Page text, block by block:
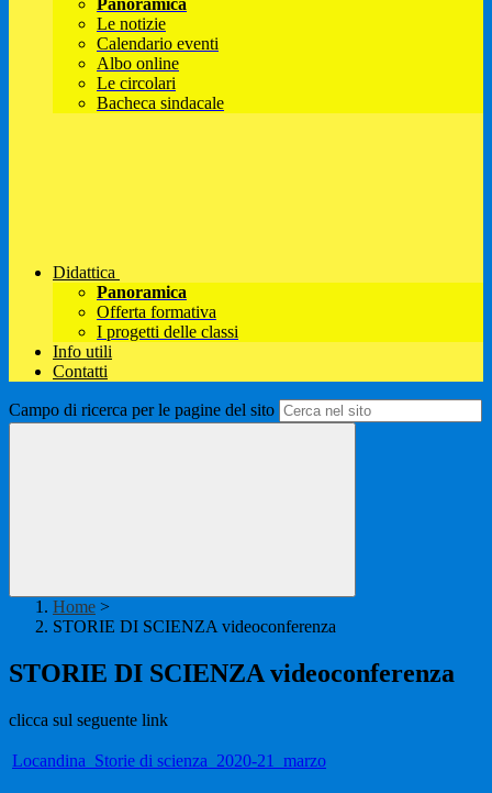
Panoramica
Le notizie
Calendario eventi
Albo online
Le circolari
Bacheca sindacale
Didattica
Panoramica
Offerta formativa
I progetti delle classi
Info utili
Contatti
Campo di ricerca per le pagine del sito
Home >
STORIE DI SCIENZA videoconferenza
STORIE DI SCIENZA videoconferenza
clicca sul seguente link
Locandina_Storie di scienza_2020-21_marzo